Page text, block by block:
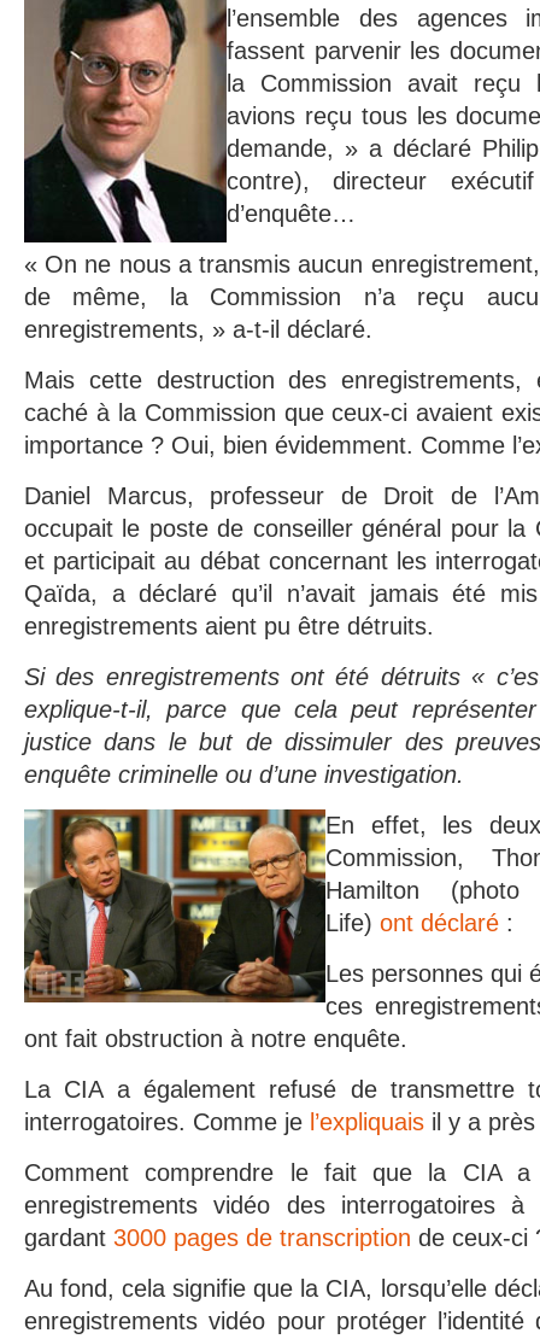
l’ensemble des agences
fassent parvenir les
la Commission avait reçu
avions reçu tous les
demande, » a déclaré
contre), directeur
d’enquête…
« On ne nous a transmis aucun
de même, la Commission n’a reçu
enregistrements, » a-t-il déclaré.
Mais cette destruction des
caché à la Commission que ceux-ci avaient
importance ? Oui, bien évidemment. Comme
Daniel Marcus, professeur de Droit de
occupait le poste de conseiller général pour la
et participait au débat concernant les
Qaïda, a déclaré qu’il n’avait jamais été
enregistrements aient pu être détruits.
Si des enregistrements ont été détruits «
explique-t-il, parce que cela peut
justice dans le but de dissimuler des
enquête criminelle ou d’une investigation.
En effet, les
Commission,
Hamilton (photo
Life) ont déclaré :
Les personnes qui
ces
ont fait obstruction à notre enquête.
La CIA a également refusé de transmettre
interrogatoires. Comme je l’expliquais il y a près
Comment comprendre le fait que la CIA a
enregistrements vidéo des interrogatoires
gardant 3000 pages de transcription de ceux-ci
Au fond, cela signifie que la CIA, lorsqu’elle
enregistrements vidéo pour protéger